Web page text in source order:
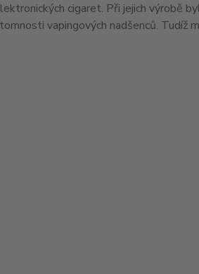
cigaret. Při jejich výrobě
vapingových nadšenců. Tudíž